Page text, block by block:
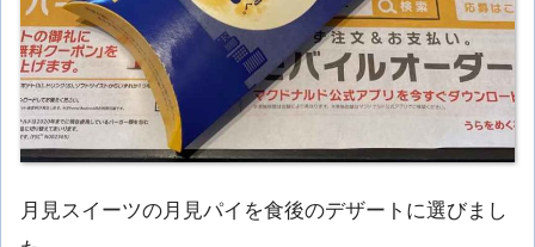
月見スイーツの月見パイを食後のデザートに選びまし